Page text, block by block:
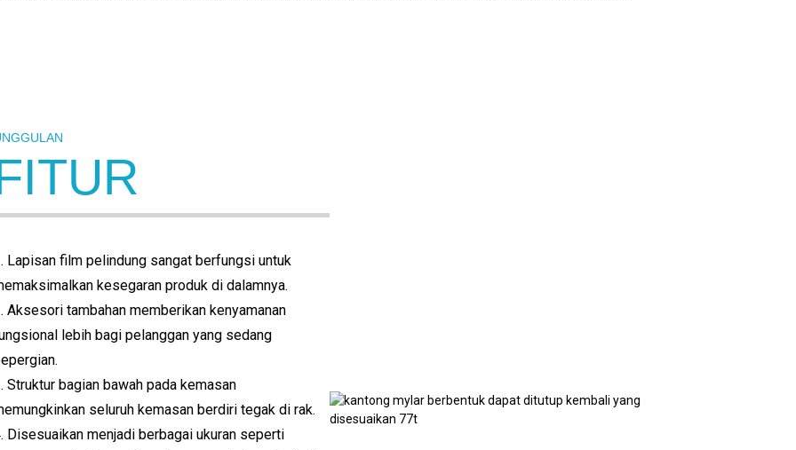
Lapisan film pelindung sangat berfungsi untuk
kesegaran produk di dalamnya.
Aksesori tambahan memberikan kenyamanan
lebih bagi pelanggan yang sedang
Struktur bagian bawah pada kemasan
seluruh kemasan berdiri tegak di rak.
Disesuaikan menjadi berbagai ukuran seperti